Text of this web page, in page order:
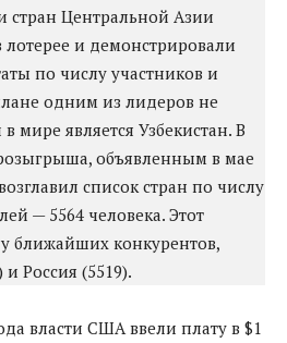
стран Центральной Азии
лотерее и демонстрировали
по числу участников и
одним из лидеров не
мире является Узбекистан. В
объявленным в мае
список стран по числу
— 5564 человека. Этот
ближайших конкурентов,
Россия (5519).
власти США ввели плату в $1